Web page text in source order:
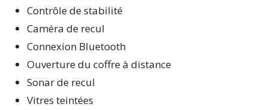
Contrôle de stabilité
Caméra de recul
Connexion Bluetooth
Ouverture du coffre à distance
Sonar de recul
Vitres teintées